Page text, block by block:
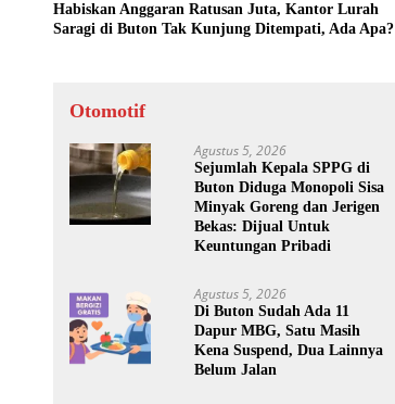
Habiskan Anggaran Ratusan Juta, Kantor Lurah
Saragi di Buton Tak Kunjung Ditempati, Ada Apa?
Otomotif
Agustus 5, 2026
Sejumlah Kepala SPPG di
Buton Diduga Monopoli Sisa
Minyak Goreng dan Jerigen
Bekas: Dijual Untuk
Keuntungan Pribadi
Agustus 5, 2026
Di Buton Sudah Ada 11
Dapur MBG, Satu Masih
Kena Suspend, Dua Lainnya
Belum Jalan